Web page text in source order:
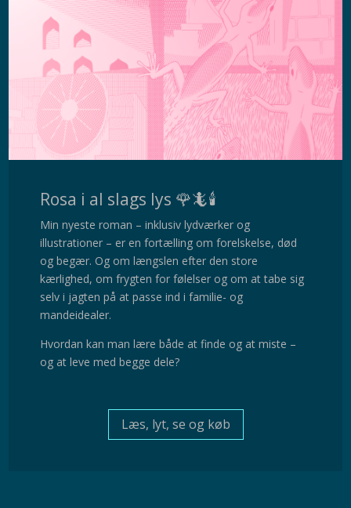
Rosa i al slags lys 🌹🦎🕯️
Min nyeste roman – inklusiv lydværker og
illustrationer – er en fortælling om forelskelse, død
og begær. Og om længslen efter den store
kærlighed, om frygten for følelser og om at tabe sig
selv i jagten på at passe ind i familie- og
mandeidealer.
Hvordan kan man lære både at finde og at miste –
og at leve med begge dele?
Læs, lyt, se og køb